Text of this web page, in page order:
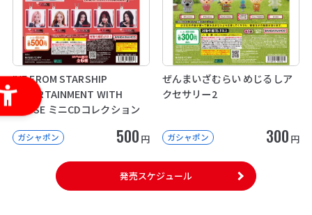
IVE FROM STARSHIP
ENTERTAINMENT WITH
AMUSE ミニCDコレクション
ガシャポン 500 円
ぜんまいざむらい めじるしア
クセサリー2
ガシャポン 300 円
発売スケジュール